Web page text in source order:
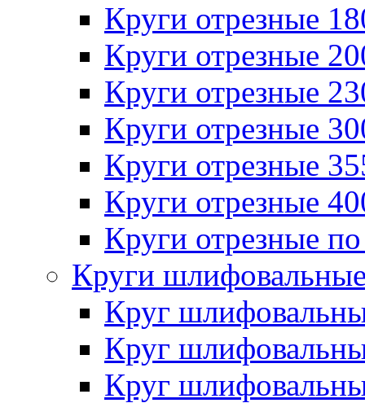
Круги отрезные
Круги отрезные
Круги отрезные
Круги отрезные
Круги отрезные
Круги отрезные
Круги отрезные
Круги
Круг
Круг
Круг